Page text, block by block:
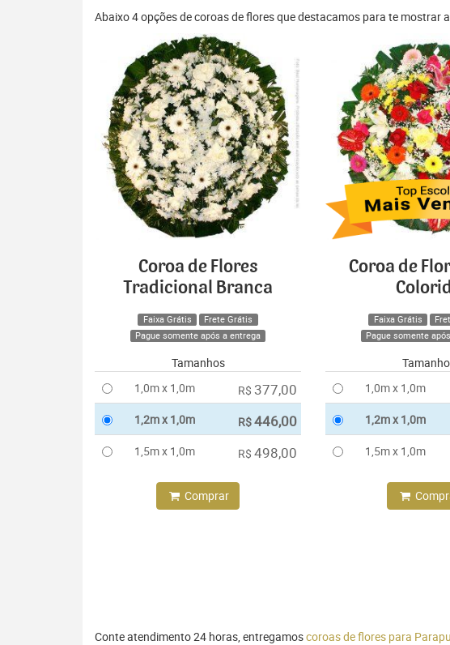
Abaixo 4 opções de coroas de flores que destacamos para te mostrar
Coroa de Flores
Tradicional Branca
Faixa Grátis
Frete Grátis
Pague somente após a entrega
Tamanhos
1,0m x 1,0m
R$ 377,00
1,2m x 1,0m R$446,00
1,5m x 1,0m R$ 498,00
Comprar
Coroa de
Faixa Grátis
Pague somente
1,0m x 1,0m
1,2m x 1,0m
1,5m x 1,0m
Conte atendimento 24 horas, entregamoscoroas de flores para